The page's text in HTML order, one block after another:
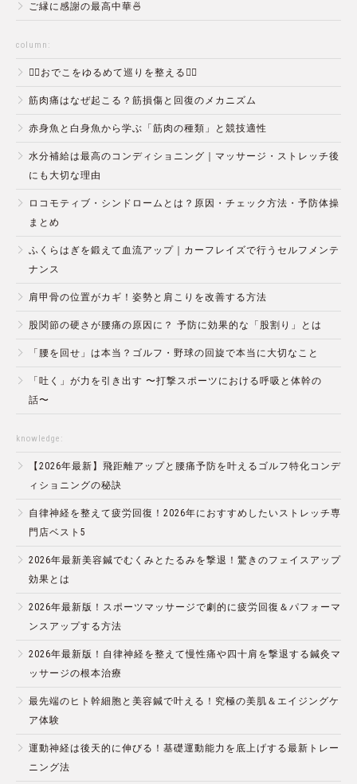
ご縁に感謝の最高中華🍜
column:
💆‍♀️おでこをゆるめて巡りを整える💆‍♂️
筋肉痛はなぜ起こる？筋損傷と回復のメカニズム
赤身魚と白身魚から学ぶ「筋肉の種類」と競技適性
水分補給は最高のコンディショニング｜マッサージ・ストレッチ後
にも大切な理由
ロコモティブ・シンドロームとは？原因・チェック方法・予防体操
まとめ
ふくらはぎを鍛えて血流アップ｜カーフレイズで行うセルフメンテ
ナンス
肩甲骨の位置がカギ！姿勢と肩こりを改善する方法
股関節の硬さが腰痛の原因に？ 予防に効果的な「股割り」とは
「腰を回せ」は本当？ゴルフ・野球の回旋で本当に大切なこと
「吐く」が力を引き出す 〜打撃スポーツにおける呼吸と体幹の
話〜
knowledge:
【2026年最新】飛距離アップと腰痛予防を叶えるゴルフ特化コンデ
ィショニングの秘訣
自律神経を整えて疲労回復！2026年におすすめしたいストレッチ専
門店ベスト5
2026年最新美容鍼でむくみとたるみを撃退！驚きのフェイスアップ
効果とは
2026年最新版！スポーツマッサージで劇的に疲労回復＆パフォーマ
ンスアップする方法
2026年最新版！自律神経を整えて慢性痛や四十肩を撃退する鍼灸マ
ッサージの根本治療
最先端のヒト幹細胞と美容鍼で叶える！究極の美肌＆エイジングケ
ア体験
運動神経は後天的に伸びる！基礎運動能力を底上げする最新トレー
ニング法